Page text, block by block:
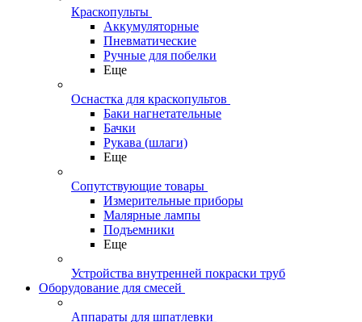
Краскопульты
Аккумуляторные
Пневматические
Ручные для побелки
Еще
Оснастка для краскопультов
Баки нагнетательные
Бачки
Рукава (шлаги)
Еще
Сопутствующие товары
Измерительные приборы
Малярные лампы
Подъемники
Еще
Устройства внутренней покраски труб
Оборудование для смесей
Аппараты для шпатлевки